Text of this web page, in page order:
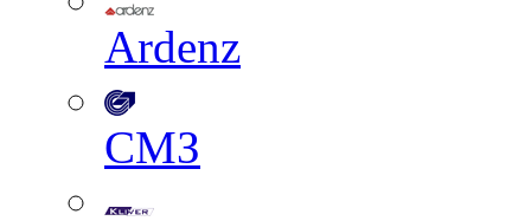
Ardenz
СМЗ